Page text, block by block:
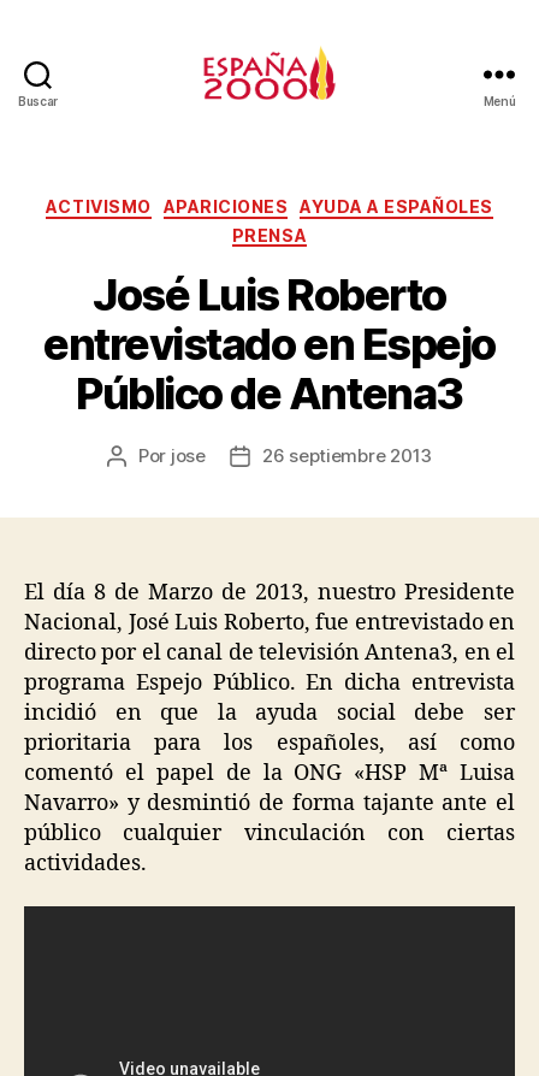
Buscar Menú
ACTIVISMO APARICIONES
AYUDA A ESPAÑOLES
PRENSA
José Luis Roberto
entrevistado en Espejo
Público de Antena3
Por jose 26 septiembre 2013
El día 8 de Marzo de 2013, nuestro Presidente
Nacional, José Luis Roberto, fue entrevistado en
directo por el canal de televisión Antena3, en el
programa Espejo Público. En dicha entrevista
incidió en que la ayuda social debe ser
prioritaria para los españoles, así como
comentó el papel de la ONG «HSP Mª Luisa
Navarro» y desmintió de forma tajante ante el
público cualquier vinculación con ciertas
actividades.